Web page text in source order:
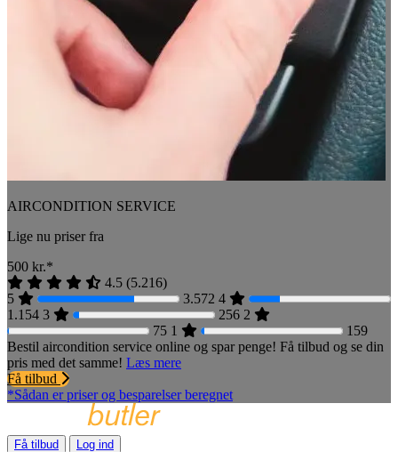
AIRCONDITION SERVICE
Lige nu priser fra
500 kr.*
4.5 (5.216)
5
3.572 4
1.154 3 256 2
75 1
159
Bestil aircondition service online og spar penge! Få tilbud og se din
pris med det samme! Læs mere
Få tilbud
*Sådan er priser og besparelser beregnet
Få tilbud
Log ind